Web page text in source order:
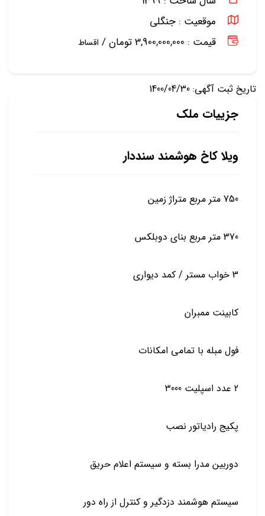
موقعیت : جنگلی
قیمت : 3,900,000,000 تومان /
اقساط
تاریخ ثبت آگهی: 1400/04/30
جزییات ملک
ویلا کاخ هوشمند سنددار
750 متر مربع متراژ زمین
370 متر مربع بنای دوبلکس
3 خواب مستر / کمد دیواری
کابینت ممبران
فول مبله با تمامی امکانات
2 عدد اسپلیت 3000
پکیج رادیاتور نصب
دوربین مدرا بسته و سیستم اعلام حریق
سیستم هوشمند دزدگیر و کنترل از راه دور